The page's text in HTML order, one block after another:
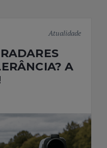
Atualidade
A